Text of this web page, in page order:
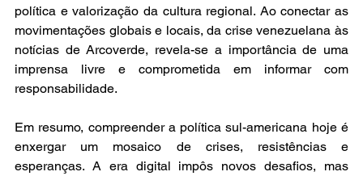
política e valorização da cultura regional. Ao conectar as
movimentações globais e locais, da crise venezuelana às
notícias de Arcoverde, revela-se a importância de uma
imprensa livre e comprometida em informar com
responsabilidade.
Em resumo, compreender a política sul-americana hoje é
enxergar um mosaico de crises, resistências e
esperanças. A era digital impôs novos desafios, mas